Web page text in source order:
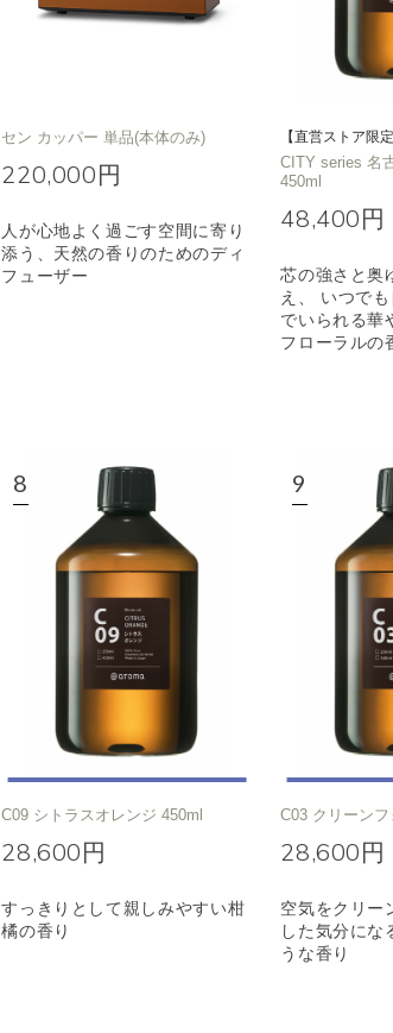
セン カッパー 単品(本体のみ)
220,000円
人が心地よく過ごす空間に寄り
添う、天然の香りのためのディ
フューザー
【直営ストア限定
CITY series 名
450ml
48,400円
芯の強さと奥
え、 いつで
でいられる華
フローラルの
C09 シトラスオレンジ 450ml
28,600円
すっきりとして親しみやすい柑
橘の香り
C03 クリーン
28,600円
空気をクリー
した気分にな
うな香り